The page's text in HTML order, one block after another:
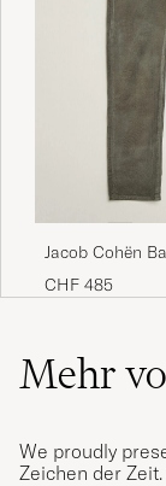
Jacob Cohën
Medium
CHF 485
Mehr
We proudly
Zeichen der